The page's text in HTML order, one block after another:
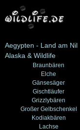
Aegypten - Land am Nil
Alaska & Wildlife
Braunbären
Elche
Gänsesäger
Gischtläufer
Grizzlybären
Großer Gelbschenkel
Kodiakbären
Lachse